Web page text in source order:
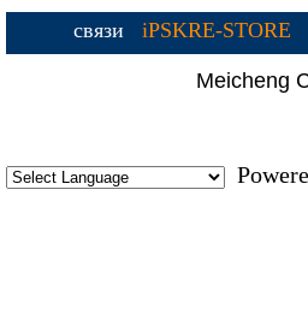
связи iPSKRE-STORE
Meicheng